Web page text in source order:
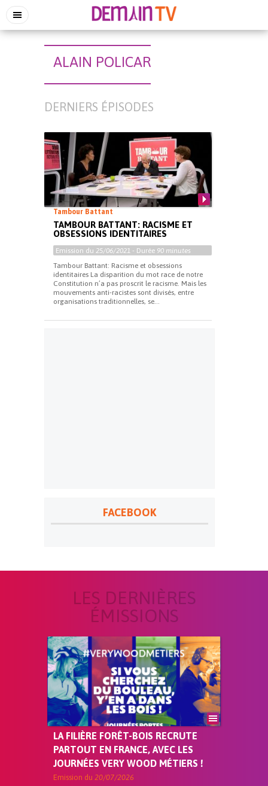
ALAIN POLICAR
DERNIERS ÉPISODES
Tambour Battant
TAMBOUR BATTANT: RACISME ET
OBSESSIONS IDENTITAIRES
Emission du 25/06/2021 - Durée 90 minutes
Tambour Battant: Racisme et obsessions
identitaires La disparition du mot race de notre
Constitution n’a pas proscrit le racisme. Mais les
mouvements anti-racistes sont divisés, entre
organisations traditionnelles, se...
FACEBOOK
LES DERNIÈRES
ÉMISSIONS
LA FILIÈRE FORÊT-BOIS RECRUTE
PARTOUT EN FRANCE, AVEC LES
JOURNÉES VERY WOOD MÉTIERS !
Emission du 20/07/2026